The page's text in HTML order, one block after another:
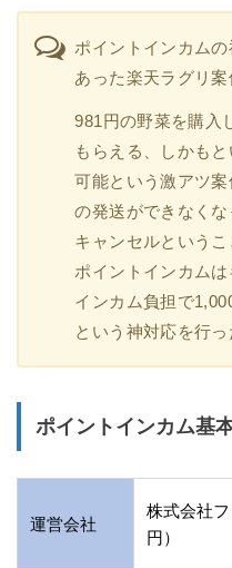
ポイントインカム
あった楽天ラグリ案
981円の野菜を購入
もらえる、しかも
可能という激アツ
の発送ができなく
キャンセルというこ
ポイントインカム
インカム負担で
という神対応を行
ポイントインカム基
運営会社
株式会社
円）